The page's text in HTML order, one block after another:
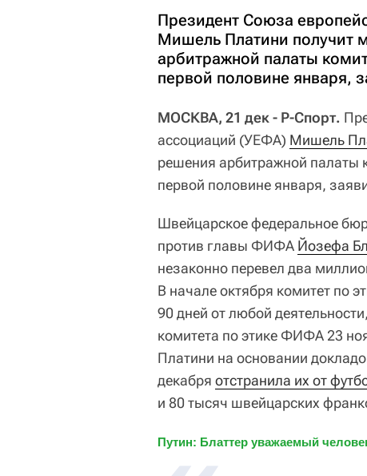
Президент Союза
Мишель Платини получит
арбитражной палаты
первой половине января,
МОСКВА, 21 дек - Р-Спорт.
ассоциаций (УЕФА) Мишель
решения арбитражной палаты
первой половине января,
Швейцарское федеральное
против главы ФИФА Йозефа
незаконно перевел два
В начале октября комитет по
90 дней от любой
комитета по этике ФИФА 23
Платини на основании
декабря отстранила их от
и 80 тысяч швейцарских
Путин: Блаттер уважаемый